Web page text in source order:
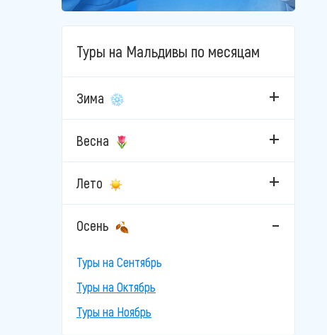
Туры на Мальдивы по месяцам
Зима
Весна
Лето
Осень
Туры на Сентябрь
Туры на Октябрь
Туры на Ноябрь